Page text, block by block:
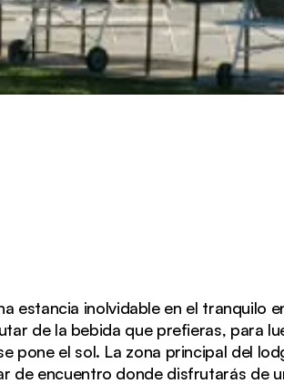
estancia inolvidable en el tranquilo
de la bebida que prefieras, para
pone el sol. La zona principal del
de encuentro donde disfrutarás de